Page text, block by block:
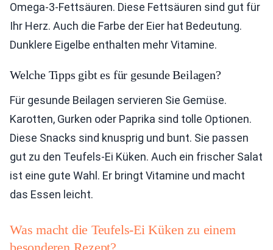
Omega-3-Fettsäuren. Diese Fettsäuren sind gut für
Ihr Herz. Auch die Farbe der Eier hat Bedeutung.
Dunklere Eigelbe enthalten mehr Vitamine.
Welche Tipps gibt es für gesunde Beilagen?
Für gesunde Beilagen servieren Sie Gemüse.
Karotten, Gurken oder Paprika sind tolle Optionen.
Diese Snacks sind knusprig und bunt. Sie passen
gut zu den Teufels-Ei Küken. Auch ein frischer Salat
ist eine gute Wahl. Er bringt Vitamine und macht
das Essen leicht.
Was macht die Teufels-Ei Küken zu einem